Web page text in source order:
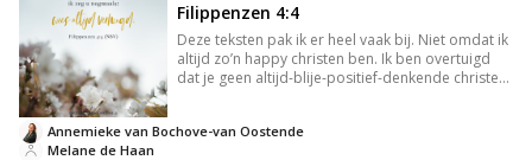
Filippenzen 4:4
Deze teksten pak ik er heel vaak bij. Niet omdat ik
altijd zo’n happy christen ben. Ik ben overtuigd
dat je geen altijd-blije-positief-denkende christen
Melane de Haan
Annemieke van Bochove-van Oostende